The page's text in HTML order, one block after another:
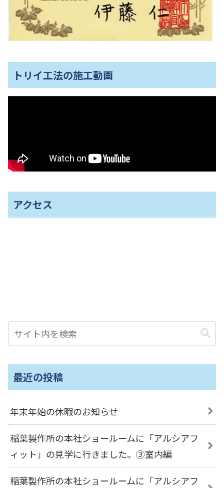
トリイ工法の施工動画
アクセス
最近の投稿
年末年始の休暇のお知らせ
稲葉製作所の本社ショールームに「アルシアフ
ィット」の見学に行きました。③室内編
稲葉製作所の本社ショールームに「アルシアフ